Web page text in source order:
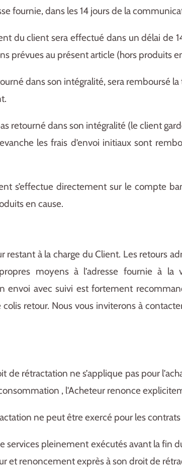
fournie, dans les 14 jours de la
du client sera effectué dans un délai de
prévues au présent article (hors produits
dans son intégralité, sera remboursé
retourné dans son intégralité (le client
les frais d’envoi initiaux sont
s’effectue directement sur le compte
en cause.
restant à la charge du Client. Les retours
moyens à l’adresse fournie à
envoi avec suivi est fortement
colis retour. Nous vous inviterons à
de rétractation ne s’applique pas pour
, l'Acheteur renonce
ne peut être exercé pour les contrats
services pleinement exécutés avant la fin
et renoncement exprès à son droit de